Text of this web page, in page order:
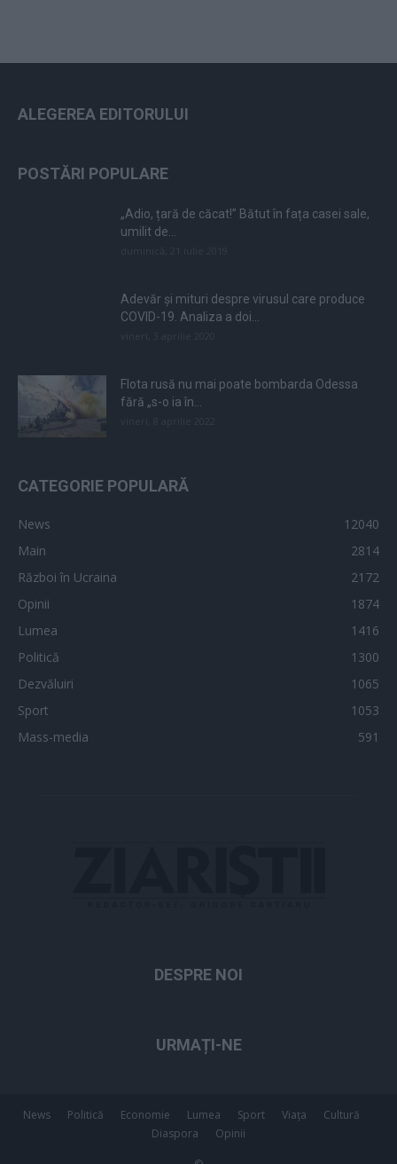
ALEGEREA EDITORULUI
POSTĂRI POPULARE
„Adio, țară de căcat!” Bătut în fața casei sale,
umilit de...
Adevăr și mituri despre virusul care produce
COVID-19. Analiza a doi...
Flota rusă nu mai poate bombarda Odessa
fără „s-o ia în...
CATEGORIE POPULARĂ
News
12040
Main
2814
Război în Ucraina
2172
Opinii
1874
Lumea
1416
Politică
1300
Dezvăluiri
1065
Sport
1053
Mass-media
591
DESPRE NOI
URMAȚI-NE
News Politică Economie Lumea Sport Viața
Cultură
Diaspora
Opinii